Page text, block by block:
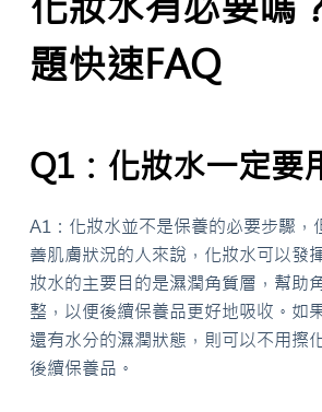
題快速FAQ
Q1：化妝水一定要
A1：化妝水並不是保養的必要步驟，
善肌膚狀況的人來說，化妝水可以發
妝水的主要目的是濕潤角質層，幫助
整，以便後續保養品更好地吸收。如
還有水分的濕潤狀態，則可以不用擦
後續保養品。